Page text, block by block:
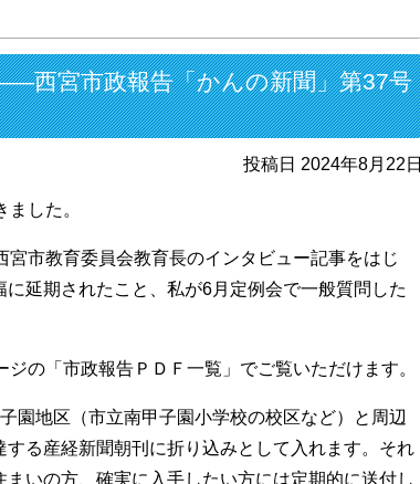
西宮市政報告「かんの新聞」第37号
投稿日 2024年8月22日
した。
宮市教育委員会教育長のインタビュー記事をはじ
延期されたこと、私が6月定例会で一般質問した
の「市政報告ＰＤＦ一覧」でご覧いただけます。
園地区（市立南甲子園小学校の校区など）と周辺
る産経新聞朝刊に折り込みとして入れます。それ
いの方、確実に入手したい方には定期的に送付し